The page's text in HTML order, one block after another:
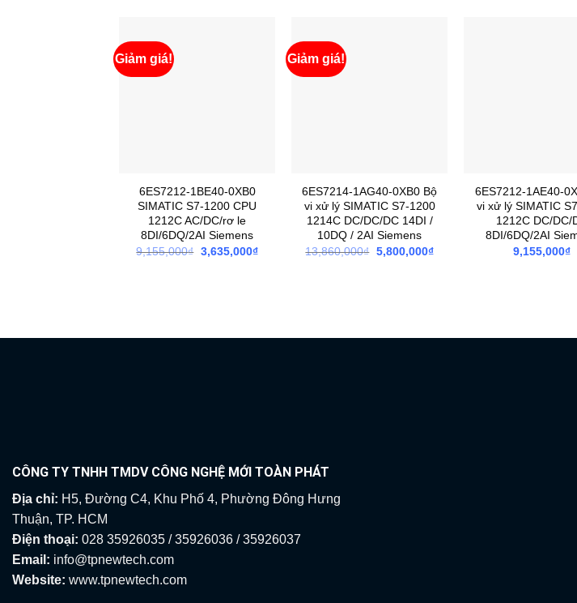
Giảm giá!
6ES7212-1BE40-0XB0
SIMATIC S7-1200 CPU
1212C AC/DC/rơ le
8DI/6DQ/2AI Siemens
9,155,000₫ Giá
3,635,000₫Giá
Giảm giá!
6ES7214-1AG40-0XB0 Bộ
vi xử lý SIMATIC S7-1200
1214C DC/DC/DC 14DI /
10DQ / 2AI Siemens
13,860,000₫ Giá
5,800,000₫Giá
6ES7212-1AE40-
vi xử lý SIMATIC
1212C DC/DC/
8DI/6DQ/2AI
9,155,000₫
CÔNG TY TNHH TMDV CÔNG NGHỆ MỚI TOÀN PHÁT
Địa chỉ: H5, Đường C4, Khu Phố 4, Phường Đông Hưng
Thuận, TP. HCM
Điện thoại: 028 35926035 / 35926036 / 35926037
Email: info@tpnewtech.com
Website: www.tpnewtech.com